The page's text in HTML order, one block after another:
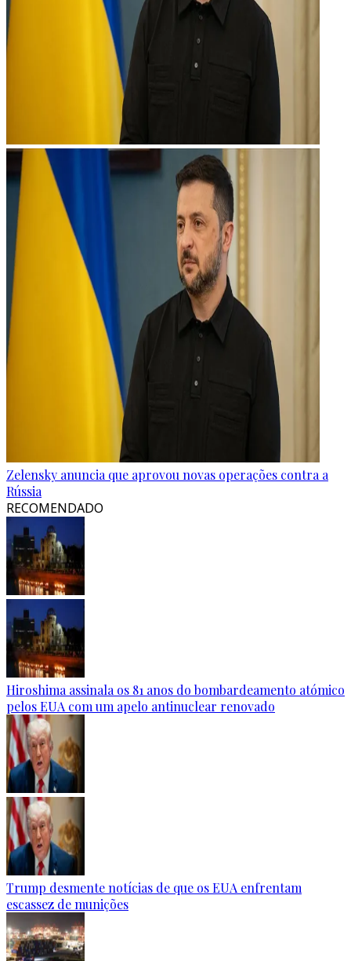
Zelensky anuncia que aprovou novas operações contra a
Rússia
RECOMENDADO
Hiroshima assinala os 81 anos do bombardeamento atómico
pelos EUA com um apelo antinuclear renovado
Trump desmente notícias de que os EUA enfrentam
escassez de munições